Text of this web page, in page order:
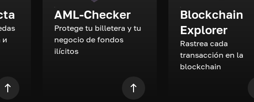
и
AML-Checker
Protege tu billetera y tu
negocio de fondos
ilícitos
Blockchain
Explorer
Rastrea cada
transacción en la
blockchain